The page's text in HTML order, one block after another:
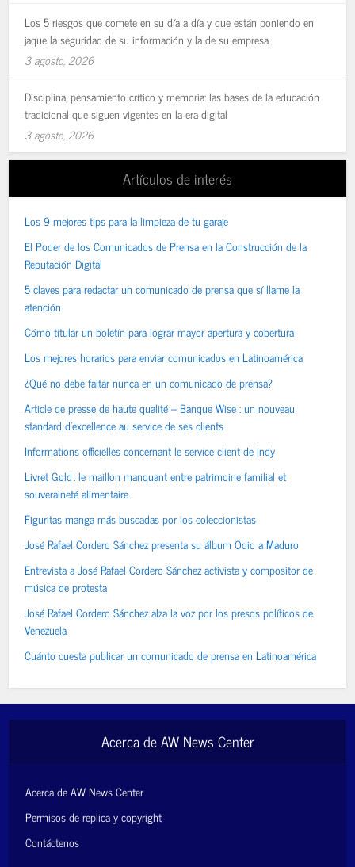
Los 5 riesgos que comete en su día a día y que están poniendo en
jaque la seguridad de su información y la de su empresa
3 agosto, 2026
Disciplina, pensamiento crítico y memoria: las bases de la educación
tradicional que siguen vigentes en la era digital
3 agosto, 2026
Artículos de interés
Los 9 mejores tips para la limpieza de tu garaje
El Poder de los Comunicados de Prensa en la Construcción de la
Reputación Digital
5 claves para redactar un comunicado de prensa que sí llame la
atención
Cómo titular un boletín para lograr mayor apertura y cobertura
Los mejores horarios para enviar comunicados en Latinoamérica
¿Qué no debe faltar nunca en un comunicado de prensa?
Article de presse de haute qualité – Banque Wise : un nouveau
standard d’excellence au service de ses clients
Informations officielles concernant le service client de Indy
Livret Gold : le maillon manquant entre patrimoine familial et
souveraineté alimentaire
Figuritas manga más buscadas por los coleccionistas
José Rafael Cordero Sánchez presenta su álbum Odio a Maduro
Entrevista a José Rafael Cordero Sánchez activista y compositor de
música de protesta
José Rafael Cordero Sánchez alza la voz por los presos políticos de
Venezuela
Cuánto cuesta publicar un comunicado de prensa en Latinoamérica
Acerca de AW News Center
Acerca de AW News Center
Permisos de replica y copyright
Contáctenos